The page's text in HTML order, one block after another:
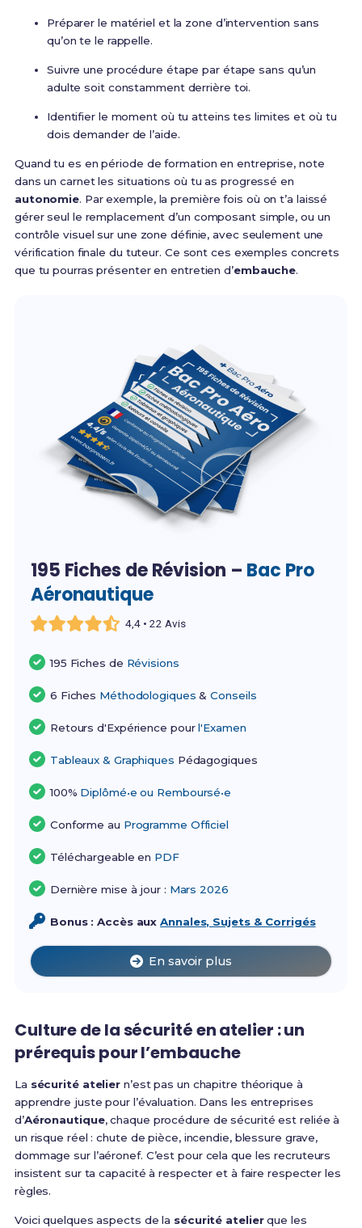
Préparer le matériel et la zone d’intervention sans
qu’on te le rappelle.
Suivre une procédure étape par étape sans qu’un
adulte soit constamment derrière toi.
Identifier le moment où tu atteins tes limites et où tu
dois demander de l’aide.
Quand tu es en période de formation en entreprise, note
dans un carnet les situations où tu as progressé en
autonomie. Par exemple, la première fois où on t’a laissé
gérer seul le remplacement d’un composant simple, ou un
contrôle visuel sur une zone définie, avec seulement une
vérification finale du tuteur. Ce sont ces exemples concrets
que tu pourras présenter en entretien d’embauche.
195 Fiches de Révision – Bac Pro
Aéronautique
4,4 • 22 Avis
195 Fiches de Révisions
6 Fiches Méthodologiques &Conseils
Retours d'Expérience pourl'Examen
Tableaux & Graphiques Pédagogiques
100% Diplômé•e ou Remboursé•e
Conforme au Programme Officiel
Téléchargeable en PDF
Dernière mise à jour : Mars 2026
Bonus : Accès auxAnnales, Sujets & Corrigés
En savoir plus
Culture de la sécurité en atelier : un
prérequis pour l’embauche
La sécurité atelier n’est pas un chapitre théorique à
apprendre juste pour l’évaluation. Dans les entreprises
d’Aéronautique, chaque procédure de sécurité est reliée à
un risque réel : chute de pièce, incendie, blessure grave,
dommage sur l’aéronef. C’est pour cela que les recruteurs
insistent sur ta capacité à respecter et à faire respecter les
règles.
Voici quelques aspects de la sécurité atelierque les